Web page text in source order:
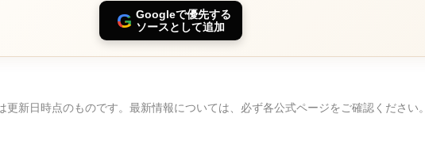
G Googleで優先する
ソースとして追加
更新日時点のものです。最新情報については、必ず各公式ページをご確認ください。